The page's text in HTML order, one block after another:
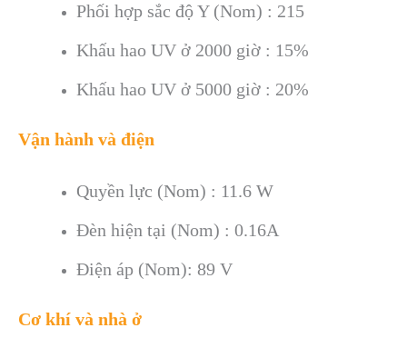
Phối hợp sắc độ Y (Nom) : 215
Khấu hao UV ở 2000 giờ : 15%
Khấu hao UV ở 5000 giờ : 20%
Vận hành và điện
Quyền lực (Nom) : 11.6 W
Đèn hiện tại (Nom) : 0.16A
Điện áp (Nom): 89 V
Cơ khí và nhà ở